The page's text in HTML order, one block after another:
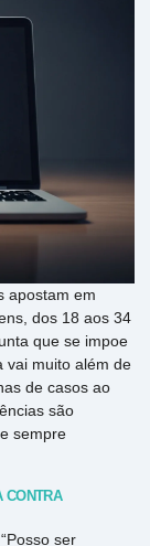
apostam em
dos 18 aos 34
que se impoe
vai muito além de
de casos ao
são
sempre
CONTRA
ser